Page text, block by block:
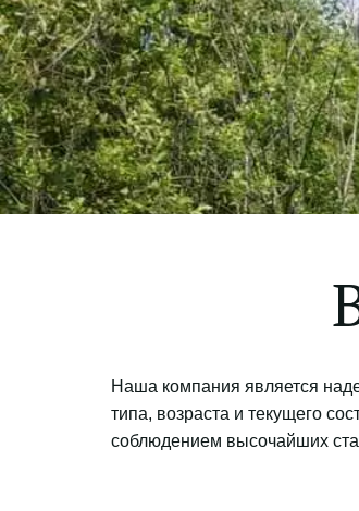
Наша компания является
типа, возраста и текущего
соблюдением высочайших